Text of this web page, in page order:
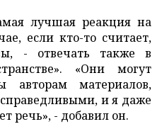
лучшая реакция на
если кто-то считает,
- отвечать также в
«Они могут
авторам материалов,
и я даже
речь», - добавил он.